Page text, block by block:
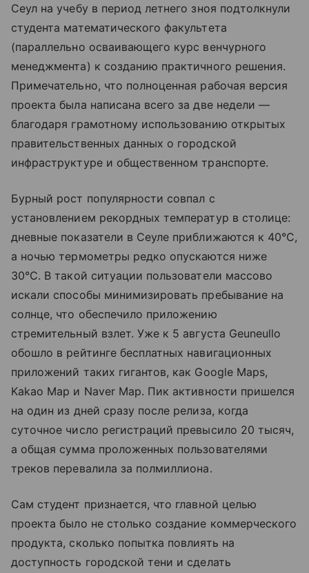
Сеул на учебу в период летнего зноя подтолкнули
студента математического факультета
(параллельно осваивающего курс венчурного
менеджмента) к созданию практичного решения.
Примечательно, что полноценная рабочая версия
проекта была написана всего за две недели —
благодаря грамотному использованию открытых
правительственных данных о городской
инфраструктуре и общественном транспорте.
Бурный рост популярности совпал с
установлением рекордных температур в столице:
дневные показатели в Сеуле приближаются к 40°C,
а ночью термометры редко опускаются ниже
30°C. В такой ситуации пользователи массово
искали способы минимизировать пребывание на
солнце, что обеспечило приложению
стремительный взлет. Уже к 5 августа Geuneullo
обошло в рейтинге бесплатных навигационных
приложений таких гигантов, как Google Maps,
Kakao Map и Naver Map. Пик активности пришелся
на один из дней сразу после релиза, когда
суточное число регистраций превысило 20 тысяч,
а общая сумма проложенных пользователями
треков перевалила за полмиллиона.
Сам студент признается, что главной целью
проекта было не столько создание коммерческого
продукта, сколько попытка повлиять на
доступность городской тени и сделать